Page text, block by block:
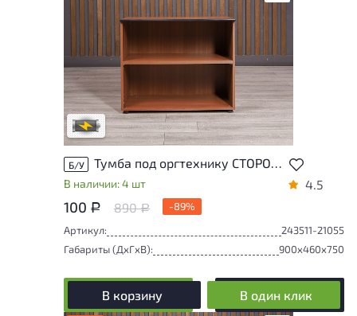
Степень износа находится на стадии
проверки. Вы можете уточнить
дополнительную информацию у
сотрудников магазина
В обработке
Б/У Тумба под оргтехнику СТОРОСС ДСП Орех Россия
В наличии: 4 шт 4.5
100 Р 890Р
-89%
Артикул:
243511-21055
Габариты (ДxГxВ):
900x460x750
В корзину В один клик